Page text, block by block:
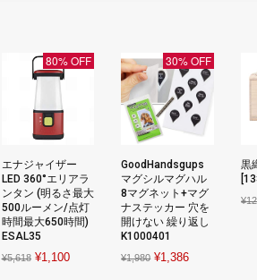
80% OFF
エナジャイザー
LED 360°エリアラ
ンタン (明るさ最大
500ルーメン/点灯
時間最大650時間)
ESAL35
¥5,618 Original
¥1,100Current
30% OFF
GoodHandsgups
マグシルマグハル
8マグネット+マグ
ナステッカー 穴を
開けない 繰り返し
K1000401
¥1,980 Original
¥1,386Current
黒
¥